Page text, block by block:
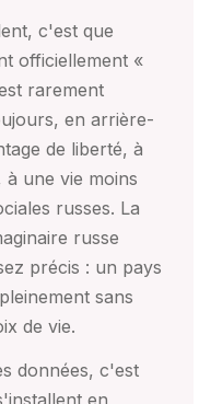
c'est que
officiellement «
rarement
en arrière-
de liberté, à
une vie moins
russes. La
russe
précis : un pays
sans
de vie.
données, c'est